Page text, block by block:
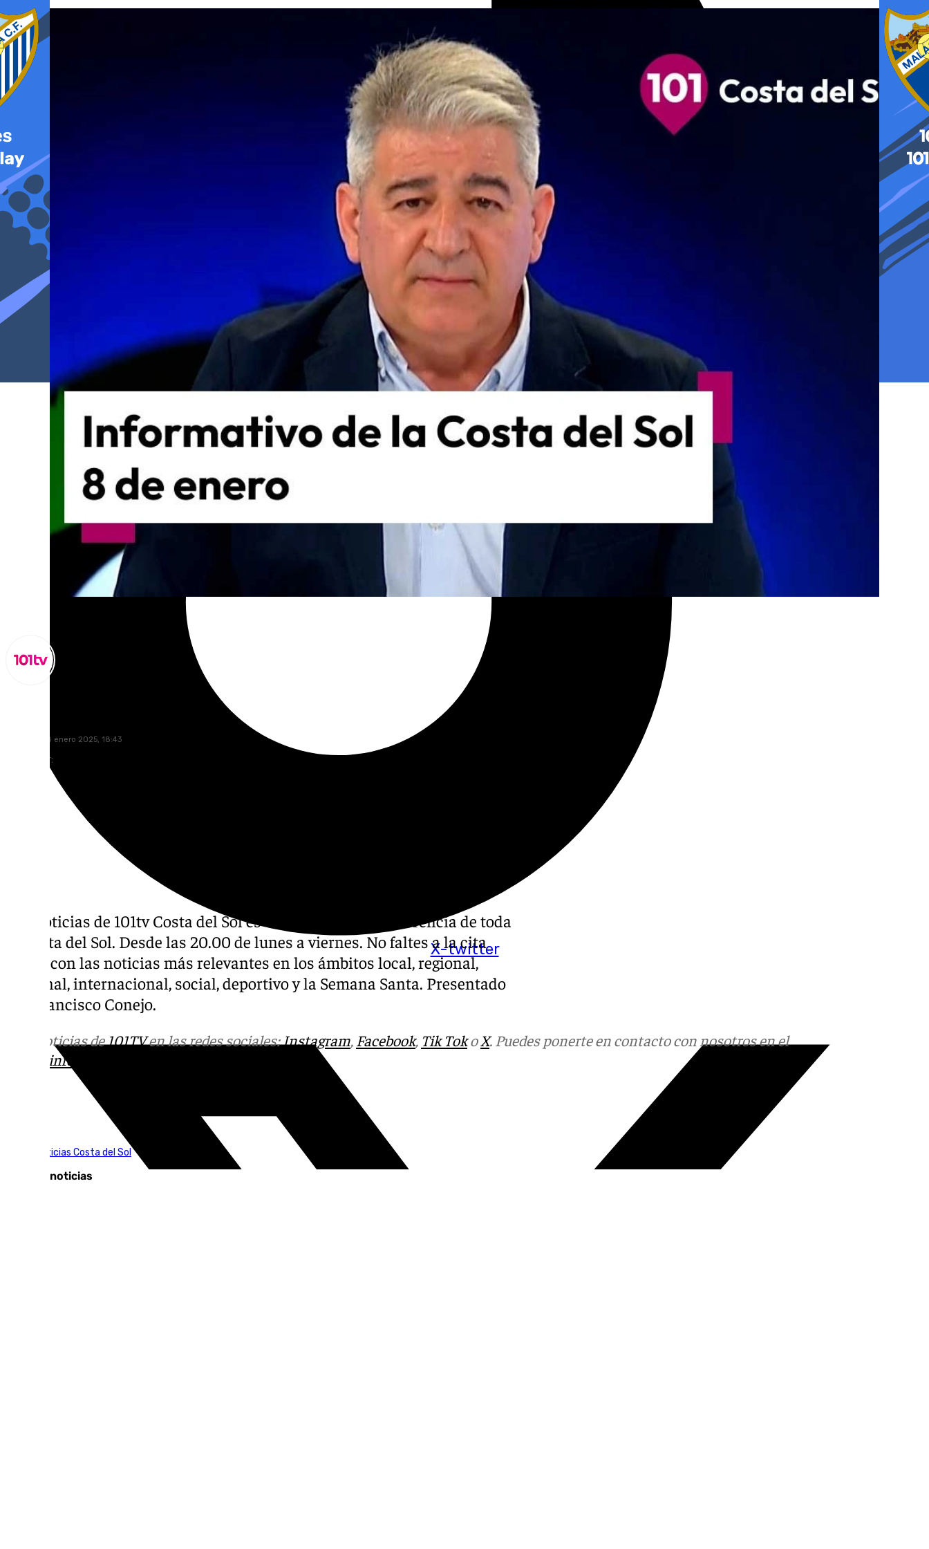
X-twitter
miércoles, 8 enero 2025, 18:43
Compartir:
Las noticias de 101tv Costa del Sol es el informativo de referencia de toda
la Costa del Sol. Desde las 20.00 de lunes a viernes. No faltes a la cita
diaria con las noticias más relevantes en los ámbitos local, regional,
nacional, internacional, social, deportivo y la Semana Santa. Presentado
por Francisco Conejo.
Más noticias de101TVen las redes sociales:Instagram, Facebook, Tik TokoX. Puedes ponerte en contacto con nosotros en el
informativos@101tv.es
101TV Noticias Costa del Sol
Últimas noticias